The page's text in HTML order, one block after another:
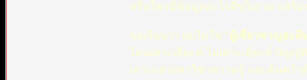
หรือใครมีข้อมูลอะไรดีๆก็เอามาเสริ
ขอเรียนว่า ผมไม่ใช่ "ผู้เชี่ยวชาญฮะดี
ไหนเศาะเฮียะห์-ไม่เศาะเฮียะห์ บัญ
เสาะแสวงหาวิชาความรู้ และค้นคว้